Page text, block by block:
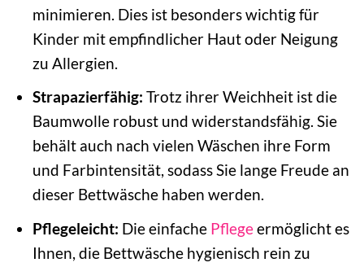
minimieren. Dies ist besonders wichtig für
Kinder mit empfindlicher Haut oder Neigung
zu Allergien.
Strapazierfähig: Trotz ihrer Weichheit ist die
Baumwolle robust und widerstandsfähig. Sie
behält auch nach vielen Wäschen ihre Form
und Farbintensität, sodass Sie lange Freude an
dieser Bettwäsche haben werden.
Pflegeleicht: Die einfache Pflegeermöglicht es
Ihnen, die Bettwäsche hygienisch rein zu